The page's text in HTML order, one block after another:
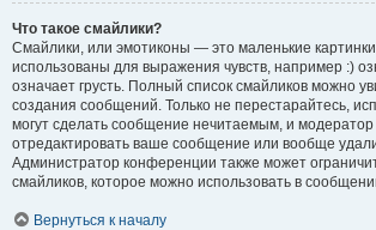
Что такое смайлики?
Смайлики, или эмотиконы — это маленькие
использованы для выражения чувств, например :)
означает грусть. Полный список смайликов можно
создания сообщений. Только не перестарайтесь,
могут сделать сообщение нечитаемым, и
отредактировать ваше сообщение или вообще
Администратор конференции также может
смайликов, которое можно использовать в
Вернуться к началу